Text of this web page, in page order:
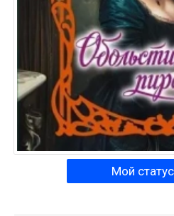
Мой